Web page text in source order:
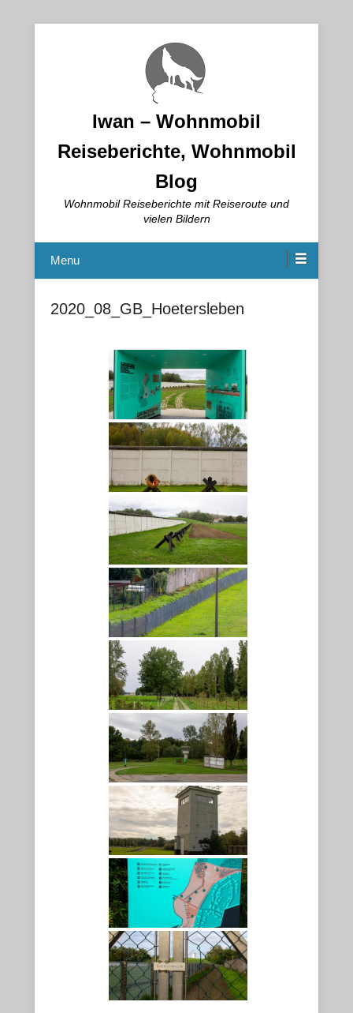
Iwan – Wohnmobil
Reiseberichte, Wohnmobil
Blog
Wohnmobil Reiseberichte mit Reiseroute und
vielen Bildern
Menu
2020_08_GB_Hoetersleben